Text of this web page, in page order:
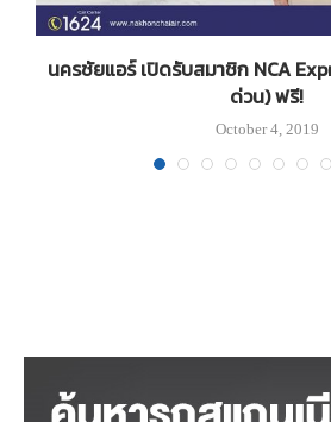
นครชัยแอร์ เปิดรับสมาชิก NCA
ด่วน) ฟรี!
October 4, 2019